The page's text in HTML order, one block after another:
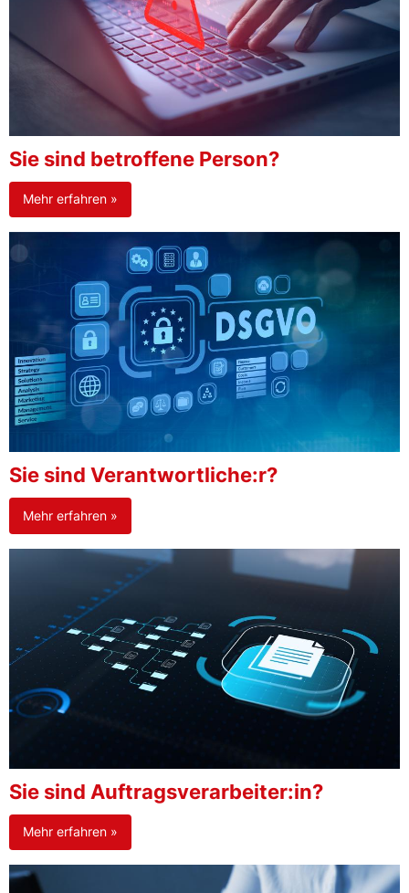
Sie sind betroffene Person?
Mehr erfahren »
Sie sind Verantwortliche:r?
Mehr erfahren »
Sie sind Auftragsverarbeiter:in?
Mehr erfahren »